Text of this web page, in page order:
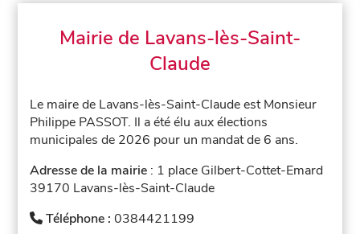
Mairie de Lavans-lès-Saint-
Claude
Le maire de Lavans-lès-Saint-Claude est Monsieur
Philippe PASSOT. Il a été élu aux élections
municipales de 2026 pour un mandat de 6 ans.
Adresse de la mairie : 1 place Gilbert-Cottet-Emard
39170 Lavans-lès-Saint-Claude
Téléphone :0384421199